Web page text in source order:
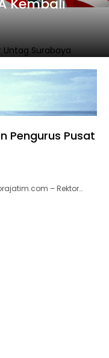
Kembali
Pengurus Pusat
– Rektor…